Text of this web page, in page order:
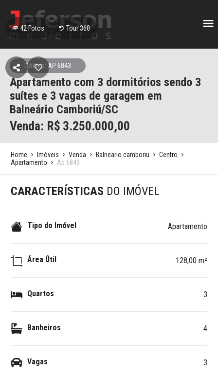
42 Fotos Tour 360
Código: AP 6843
Apartamento com 3 dormitórios sendo 3
suítes e 3 vagas de garagem em
Balneário Camboriú/SC
Venda: R$ 3.250.000,00
Home Imóveis Venda Balneario camboriu
Centro
Apartamento
Ap 6843
CARACTERÍSTICAS DO IMÓVEL
Tipo do Imóvel Apartamento
Área Útil 128,00 m²
Quartos 3
Banheiros 4
Vagas 3